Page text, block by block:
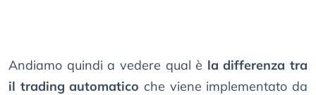
Andiamo quindi a vedere qual è la differenza tra
il trading automatico che viene implementato da